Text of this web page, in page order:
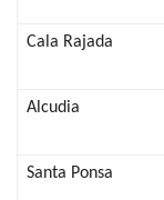
Cala Rajada
Alcudia
Santa Ponsa